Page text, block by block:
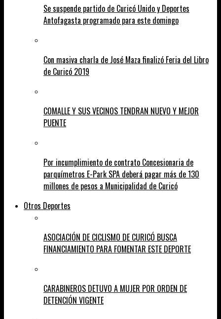
Se suspende partido de Curicó Unido y Deportes
Antofagasta programado para este domingo
Con masiva charla de José Maza finalizó Feria del Libro
de Curicó 2019
COMALLE Y SUS VECINOS TENDRAN NUEVO Y MEJOR
PUENTE
Por incumplimiento de contrato Concesionaria de
parquímetros E-Park SPA deberá pagar más de 130
millones de pesos a Municipalidad de Curicó
Otros Deportes
ASOCIACIÓN DE CICLISMO DE CURICÓ BUSCA
FINANCIAMIENTO PARA FOMENTAR ESTE DEPORTE
CARABINEROS DETUVO A MUJER POR ORDEN DE
DETENCIÓN VIGENTE